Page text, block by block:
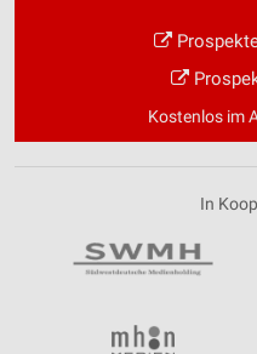
Kostenlos im
In